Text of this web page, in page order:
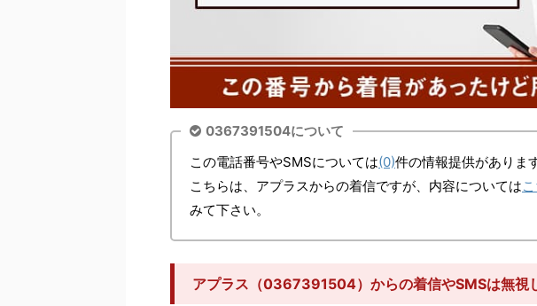
0367391504について
この電話番号やSMSについては(0)件の情報提供があります
こちらは、アプラスからの着信ですが、内容については
みて下さい。
アプラス（0367391504）からの着信やSMSは無視